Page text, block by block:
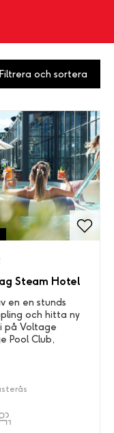
Filtrera och sortera
Steam Hotel
en en stunds
och hitta ny
på Voltage
Pool Club,